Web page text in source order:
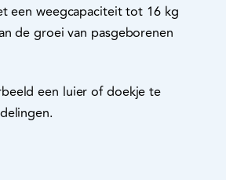
een weegcapaciteit tot 16 kg
de groei van pasgeborenen
een luier of doekje te